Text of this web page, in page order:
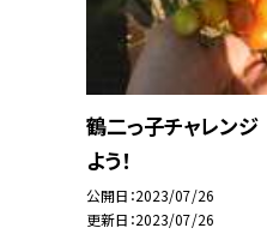
鶴二っ子チャレン
よう！
公開日 2023/07/26
更新日 2023/07/26